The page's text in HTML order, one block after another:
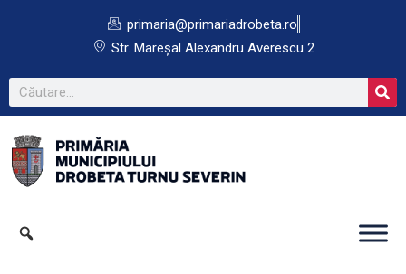
primaria@primariadrobeta.ro
Str. Mareșal Alexandru Averescu 2